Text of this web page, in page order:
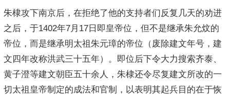
朱棣攻下南京后，在拒绝了他的支持者们反复几天的劝进
之后，于1402年7月17日即皇帝位，但不是继承朱允炆的
帝位，而是继承明太祖朱元璋的帝位（废除建文年号，建
文四年改称洪武三十五年）。即位后下令大力搜索齐泰、
黄子澄等建文朝臣五十余人，朱棣还令尽复建文所改的一
切太祖皇帝制定的成法和官制，以表明其起兵目的在于恢